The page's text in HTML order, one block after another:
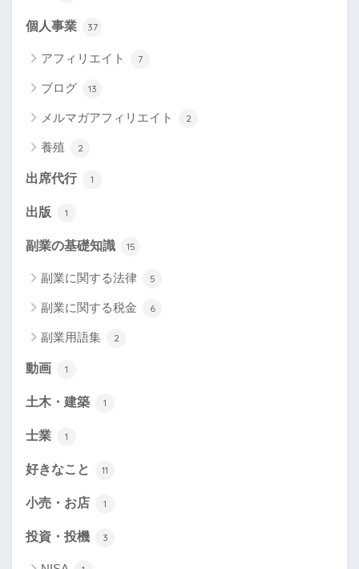
個人事業 37
アフィリエイト 7
ブログ 13
メルマガアフィリエイト 2
養殖 2
出席代行 1
出版 1
副業の基礎知識 15
副業に関する法律 5
副業に関する税金 6
副業用語集 2
動画 1
土木・建築 1
士業 1
好きなこと 11
小売・お店 1
投資・投機 3